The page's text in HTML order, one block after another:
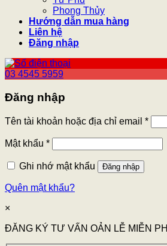
Phong Thủy
Hướng dẫn mua hàng
Liên hệ
Đăng nhập
03 4545 5959
Đăng nhập
Tên tài khoản hoặc địa chỉ email *
Mật khẩu *
Ghi nhớ mật khẩu Đăng nhập
Quên mật khẩu?
×
ĐĂNG KÝ TƯ VẤN OẢN LỄ MIỄN PHÍ